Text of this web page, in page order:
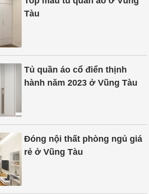
Tàu
Tủ quần áo cổ điển thịnh
hành năm 2023 ở Vũng Tàu
Đóng nội thất phòng ngủ giá
rẻ ở Vũng Tàu